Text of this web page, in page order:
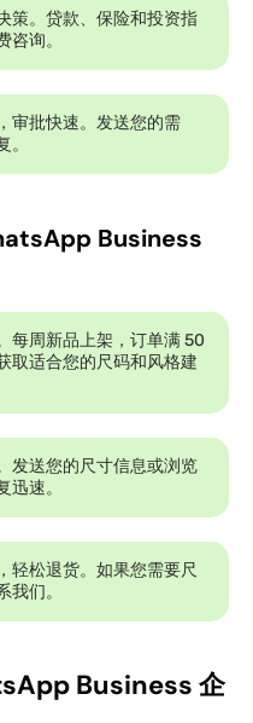
策。贷款、保险和投资指
询。
审批快速。发送您的需
Business
每周新品上架，订单满 50
取适合您的尺码和风格建
发送您的尺寸信息或浏览
速。
轻松退货。如果您需要尺
们。
Business 企